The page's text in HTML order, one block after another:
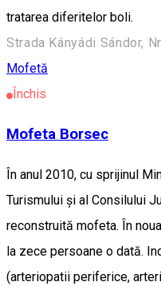
tratarea diferitelor boli.
Strada Kányádi Sándor,
Mofetă
Închis
Mofeta Borsec
În anul 2010, cu sprijinul
Turismului și al Consilului
reconstruită mofeta. În
la zece persoane o dată.
(arteriopatii periferice,